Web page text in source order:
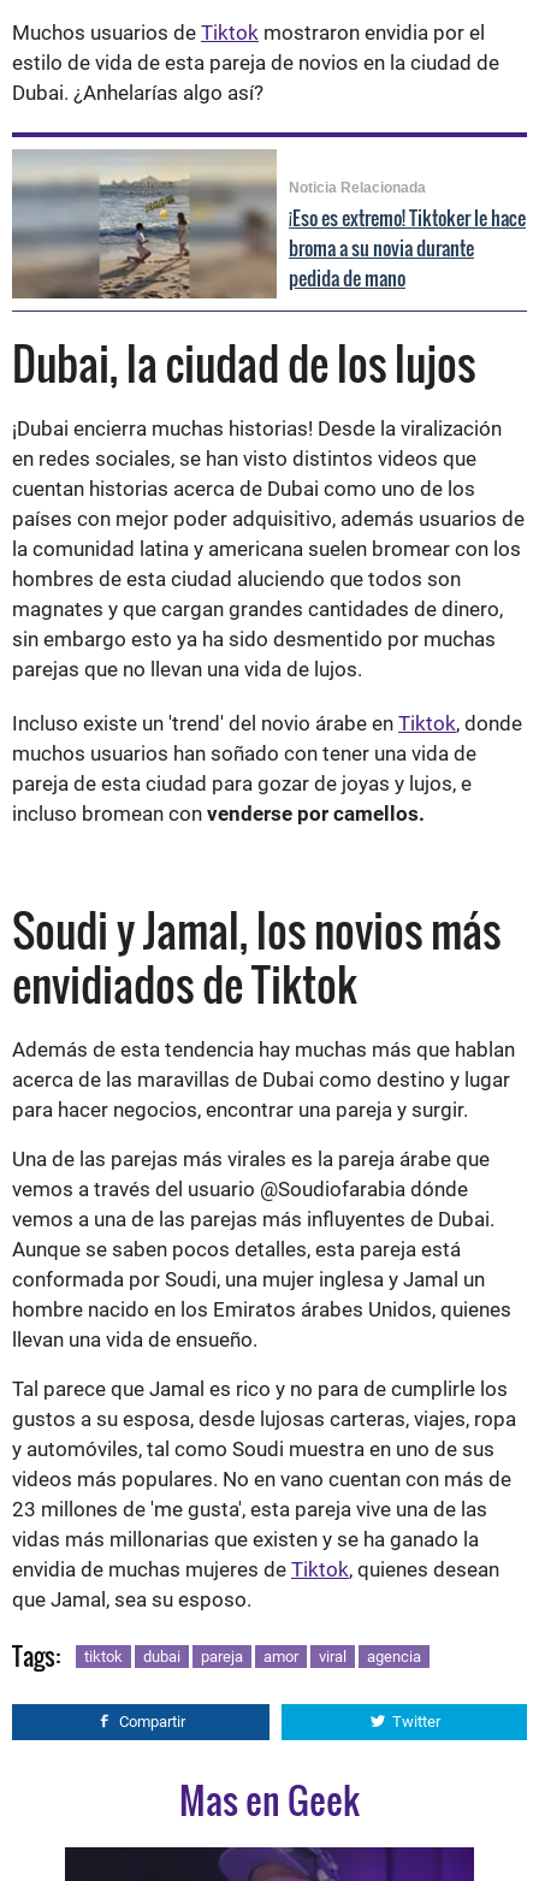
Muchos usuarios de Tiktok mostraron envidia por el
estilo de vida de esta pareja de novios en la ciudad de
Dubai. ¿Anhelarías algo así?
Noticia Relacionada
¡Eso es extremo! Tiktoker le hace
broma a su novia durante
pedida de mano
Dubai, la ciudad de los lujos
¡Dubai encierra muchas historias! Desde la viralización
en redes sociales, se han visto distintos videos que
cuentan historias acerca de Dubai como uno de los
países con mejor poder adquisitivo, además usuarios de
la comunidad latina y americana suelen bromear con los
hombres de esta ciudad aluciendo que todos son
magnates y que cargan grandes cantidades de dinero,
sin embargo esto ya ha sido desmentido por muchas
parejas que no llevan una vida de lujos.
Incluso existe un 'trend' del novio árabe en Tiktok, donde
muchos usuarios han soñado con tener una vida de
pareja de esta ciudad para gozar de joyas y lujos, e
incluso bromean con venderse por camellos.
Soudi y Jamal, los novios más
envidiados de Tiktok
Además de esta tendencia hay muchas más que hablan
acerca de las maravillas de Dubai como destino y lugar
para hacer negocios, encontrar una pareja y surgir.
Una de las parejas más virales es la pareja árabe que
vemos a través del usuario @Soudiofarabia dónde
vemos a una de las parejas más influyentes de Dubai.
Aunque se saben pocos detalles, esta pareja está
conformada por Soudi, una mujer inglesa y Jamal un
hombre nacido en los Emiratos árabes Unidos, quienes
llevan una vida de ensueño.
Tal parece que Jamal es rico y no para de cumplirle los
gustos a su esposa, desde lujosas carteras, viajes, ropa
y automóviles, tal como Soudi muestra en uno de sus
videos más populares. No en vano cuentan con más de
23 millones de 'me gusta', esta pareja vive una de las
vidas más millonarias que existen y se ha ganado la
envidia de muchas mujeres de Tiktok, quienes desean
que Jamal, sea su esposo.
Tags: tiktok dubai pareja amor viral agencia
Compartir Twitter
Mas en Geek